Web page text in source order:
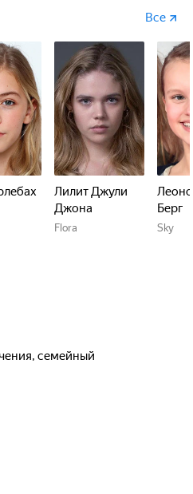
Все
Лилит Джули
Джона
Flora
Берг
Sky
семейный